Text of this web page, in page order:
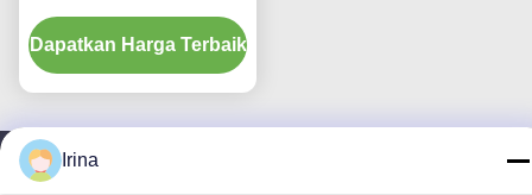
& Doubel Swivel Elbow
Dapatkan Harga Terbaik
Irina